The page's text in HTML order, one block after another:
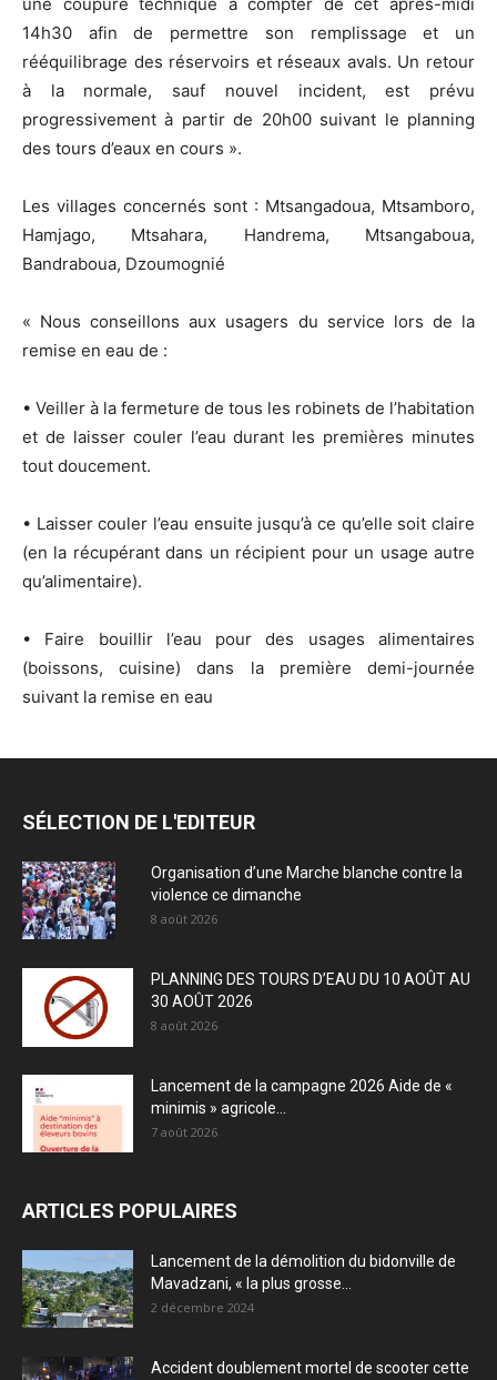
14h30 afin de permettre son remplissage et un
rééquilibrage des réservoirs et réseaux avals. Un retour
à la normale, sauf nouvel incident, est prévu
progressivement à partir de 20h00 suivant le planning
des tours d’eaux en cours ».
Les villages concernés sont : Mtsangadoua, Mtsamboro,
Hamjago, Mtsahara, Handrema, Mtsangaboua,
Bandraboua, Dzoumognié
« Nous conseillons aux usagers du service lors de la
remise en eau de :
• Veiller à la fermeture de tous les robinets de l’habitation
et de laisser couler l’eau durant les premières minutes
tout doucement.
• Laisser couler l’eau ensuite jusqu’à ce qu’elle soit claire
(en la récupérant dans un récipient pour un usage autre
qu’alimentaire).
• Faire bouillir l’eau pour des usages alimentaires
(boissons, cuisine) dans la première demi-journée
suivant la remise en eau
SÉLECTION DE L'EDITEUR
Organisation d’une Marche blanche contre la
violence ce dimanche
8 août 2026
PLANNING DES TOURS D’EAU DU 10 AOÛT AU
30 AOÛT 2026
8 août 2026
Lancement de la campagne 2026 Aide de «
minimis » agricole...
7 août 2026
ARTICLES POPULAIRES
Lancement de la démolition du bidonville de
Mavadzani, « la plus grosse...
2 décembre 2024
Accident doublement mortel de scooter cette